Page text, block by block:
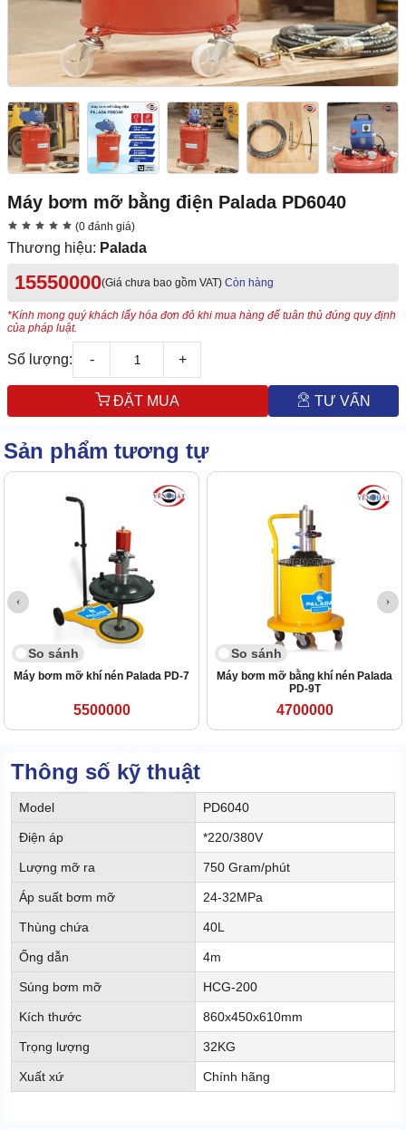
Máy bơm mỡ bằng điện Palada PD6040
(0 đánh giá)
Thương hiệu: Palada
15550000(Giá chưa bao gồm VAT) Còn hàng
*Kính mong quý khách lấy hóa đơn đỏ khi mua hàng để tuân thủ đúng quy định
của pháp luật.
Số lượng: - +
ĐẶT MUA TƯ VẤN
Sản phẩm tương tự
So sánh
Máy bơm mỡ khí nén Palada PD-7
5500000
So sánh
Máy bơm mỡ bằng khí nén Palada
PD-9T
4700000
Thông số kỹ thuật
Model PD6040
Điện áp *220/380V
Lượng mỡ ra 750 Gram/phút
Áp suất bơm mỡ 24-32MPa
Thùng chứa 40L
Ống dẫn 4m
Súng bơm mỡ HCG-200
Kích thước 860x450x610mm
Trọng lượng 32KG
Xuất xứ Chính hãng